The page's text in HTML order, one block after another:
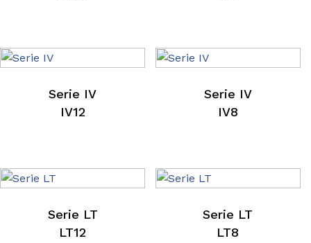
Serie IV
IV12
Serie IV
IV8
Serie LT
LT12
Serie LT
LT8